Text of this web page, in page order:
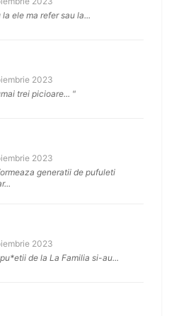
ele ma refer sau la...
2023
trei picioare... "
2023
generatii de pufuleti
2023
de la La Familia si-au...